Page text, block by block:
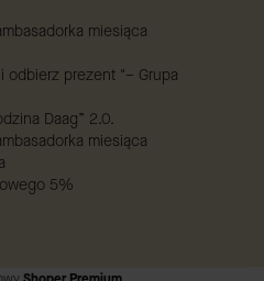
miesiąca
odbierz prezent "– Grupa
Daag” 2.0.
miesiąca
5%